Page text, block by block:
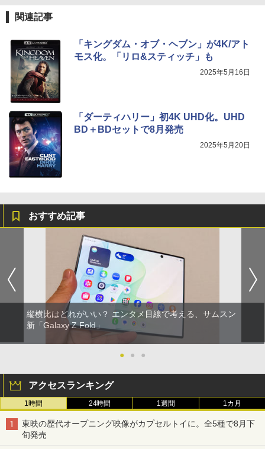
関連記事
「キングダム・オブ・ヘブン」が4K/アト
モス化。「リロ&スティッチ」も
2025年5月16日
「ダーティハリー」初4K UHD化。UHD
BD＋BDセットで8月発売
2025年5月20日
おすすめ記事
縦横比はどれがいい？ エンタメ目線で考える、サムスン
新「Galaxy Z Fold」
● ● ●
アクセスランキング
1時間 24時間 1週間 1カ月
東映の歴代オープニング映像がカプセルトイに。全5種で8月下
旬発売